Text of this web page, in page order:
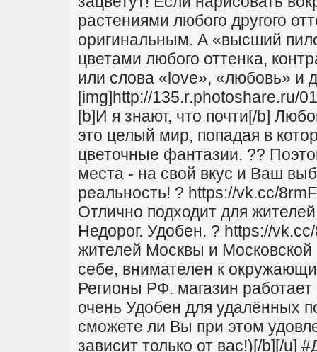
растениями любого другого
оригинальным. А «высший
цветами любого оттенка,
или слова «love», «любовь» и
[img]http://135.r.photoshare.ru/
[b]И я знают, что почти[/b]
это целый мир, попадая в
цветочные фантазии. ??
места - на свой вкус и Ваш
реальность! ? https://vk.cc/
Отлично подходит для
Недорог. Удобен. ? https://
жителей Москвы и Московской
себе, внимателен к
Регионы РФ. магазин
очень Удобен для удалённых
сможете ли Вы при этом
зависит только от вас!)[/b][/u]